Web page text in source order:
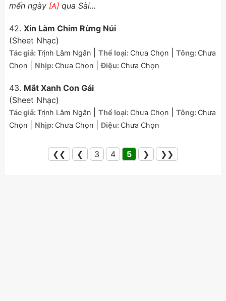
mến ngày [A] qua Sài...
42. Xin Làm Chim Rừng Núi
(Sheet Nhạc)
Tác giả:Trịnh Lâm Ngân Thể loại: Chưa Chọn Tông: Chưa
Chọn
Nhịp: Chưa Chọn |Điệu: Chưa Chọn
43. Mắt Xanh Con Gái
(Sheet Nhạc)
Tác giả:Trịnh Lâm Ngân Thể loại: Chưa Chọn Tông: Chưa
Chọn
Nhịp: Chưa Chọn |Điệu: Chưa Chọn
❮❮ ❮ 3 4 5 ❯ ❯❯